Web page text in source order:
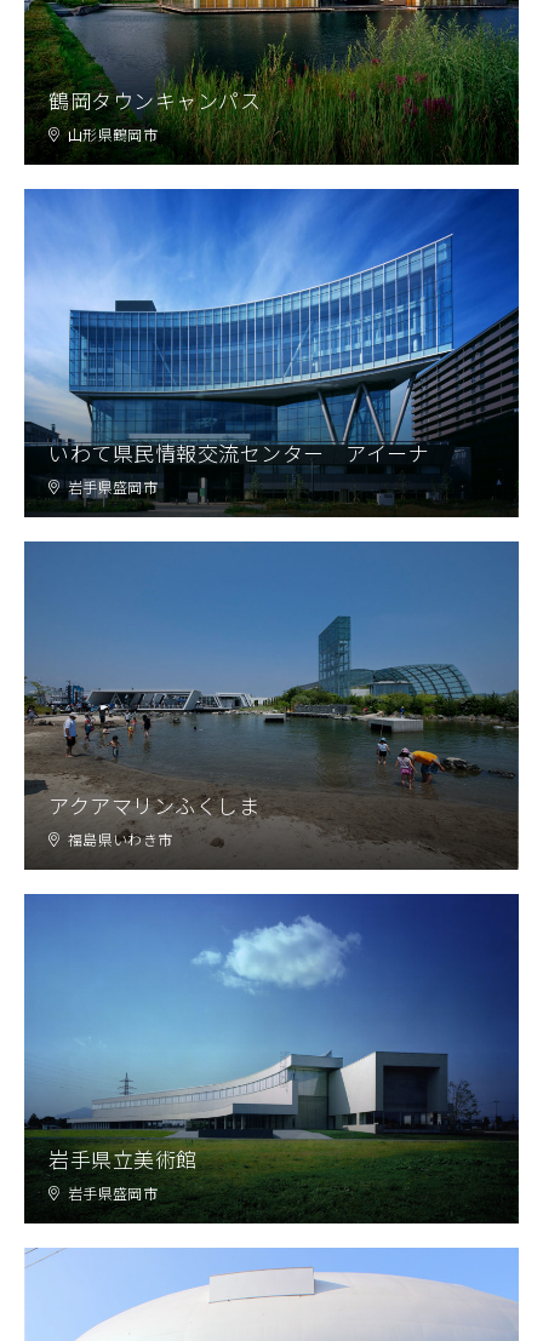
鶴岡タウンキャンパス
山形県鶴岡市
いわて県民情報交流センター アイーナ
岩手県盛岡市
アクアマリンふくしま
福島県いわき市
岩手県立美術館
岩手県盛岡市